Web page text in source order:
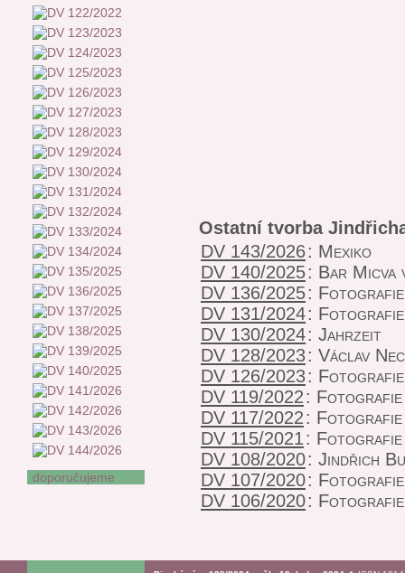
doporučujeme
Ostatní tvorba
DV 143/2026: Mexiko
DV 140/2025: Bar Micva
DV 136/2025: Fotografie
DV 131/2024: Fotografie
DV 130/2024: Jahrzeit
DV 128/2023: Václav
DV 126/2023: Fotografie
DV 119/2022: Fotografie
DV 117/2022: Fotografie
DV 115/2021: Fotografie
DV 108/2020: Jindřich
DV 107/2020: Fotografie
DV 106/2020: Fotografie